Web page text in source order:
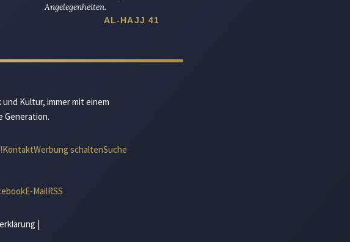
Angelegenheiten.
AL-HAJJ 41
Kultur, immer mit einem
Generation.
KontaktWerbung schaltenSuche
E-MailRSS
|